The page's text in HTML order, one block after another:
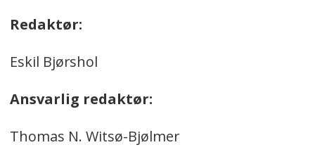
Redaktør:
Eskil Bjørshol
Ansvarlig redaktør:
Thomas N. Witsø-Bjølmer